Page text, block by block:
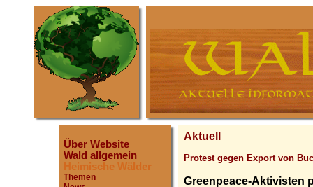
Über Website
Wald allgemein
Heimische Wälder
Themen
Aktuell
Protest gegen Export von
Greenpeace-Aktivisten